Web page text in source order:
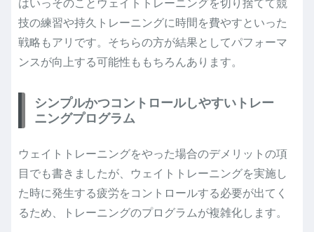
はいっそのことウェイトトレーニングを切り捨てて競
技の練習や持久トレーニングに時間を費やすといった
戦略もアリです。そちらの方が結果としてパフォーマ
ンスが向上する可能性ももちろんあります。
シンプルかつコントロールしやすいトレー
ニングプログラム
ウェイトトレーニングをやった場合のデメリットの項
目でも書きましたが、ウェイトトレーニングを実施し
た時に発生する疲労をコントロールする必要が出てく
るため、トレーニングのプログラムが複雑化します。